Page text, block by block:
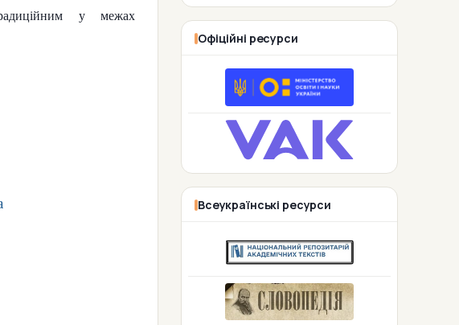
у межах
Офіційні ресурси
Всеукраїнські ресурси